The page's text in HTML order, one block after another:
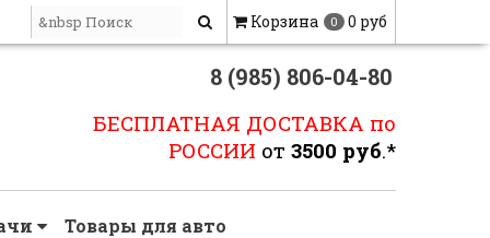
Корзина 0 0 руб
8 (985) 806-04-80
БЕСПЛАТНАЯ ДОСТАВКА по
РОССИИ от 3500 руб.*
Товары для авто